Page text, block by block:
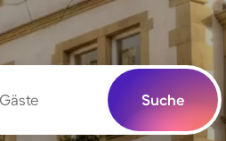
Gäste Suche